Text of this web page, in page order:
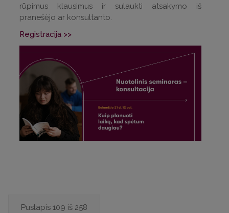
rūpimus klausimus ir sulaukti atsakymo iš
pranešėjo ar konsultanto.
Registracija >>
Puslapis 109 iš 258